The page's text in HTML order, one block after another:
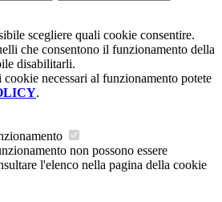
scegliere quali cookie consentire.
che consentono il funzionamento della
disabilitarli.
necessari al funzionamento potete
.
non possono essere
l'elenco nella pagina della cookie